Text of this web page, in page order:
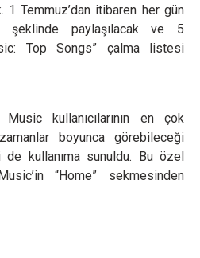
1 Temmuz’dan itibaren her gün
şeklinde paylaşılacak ve 5
Top Songs” çalma listesi
kullanıcılarının en çok
boyunca görebileceği
de kullanıma sunuldu. Bu özel
“Home” sekmesinden